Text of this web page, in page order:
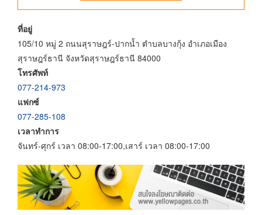
ที่อยู่
105/10 หมู่ 2 ถนนสุราษฎร์-ปากน้ำ ตำบลบางกุ้ง อำเภอเมือง
สุราษฎร์ธานี จังหวัดสุราษฎร์ธานี 84000
โทรศัพท์
077-214-973
แฟกซ์
077-285-108
เวลาทำการ
จันทร์-ศุกร์ เวลา 08:00-17:00,เสาร์ เวลา 08:00-17:00